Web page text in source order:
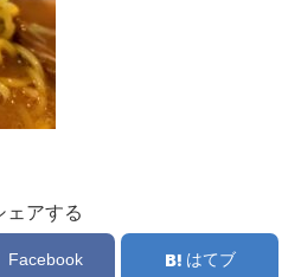
ェアする
Facebook はてブ